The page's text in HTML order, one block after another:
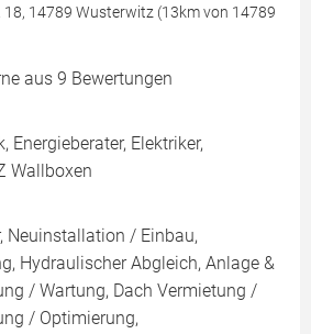
18, 14789 Wusterwitz (13km von 14789
aus 9 Bewertungen
Energieberater, Elektriker,
Wallboxen
Neuinstallation / Einbau,
Hydraulischer Abgleich, Anlage &
/ Wartung, Dach Vermietung /
/ Optimierung,